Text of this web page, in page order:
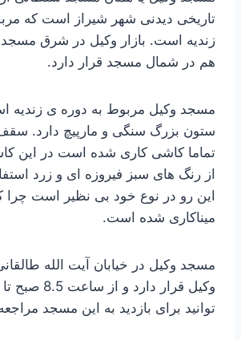
تاریخی دیدنی شهر شیراز است که
زندیه است. بازار وکیل در شرق
هم در شمال مسجد قرار دارد.
ستون بزرگ سنگی و مارپیچ دارد.
تماما کاشی کاری شده است در این
از رنگ های سبز فیروزه ای و زرد
این رو در نوع خود بی نظیر است چرا
میناکاری شده است.
مسجد وکیل در خیابان آیت الله
توانید برای بازدید به این مسجد